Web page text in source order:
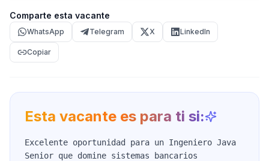
Comparte esta vacante
WhatsApp Telegram X LinkedIn
Copiar
Esta vacante es para ti si:
Excelente oportunidad para un Ingeniero Java
Senior que domine sistemas bancarios